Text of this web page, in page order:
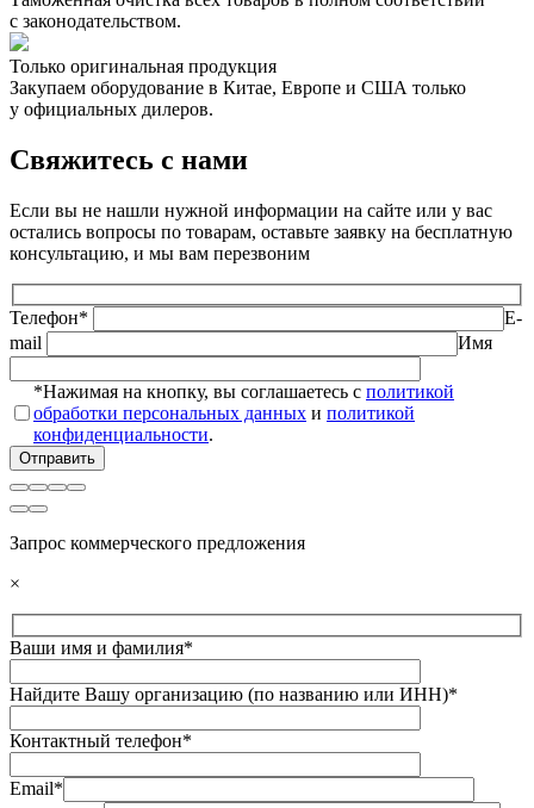
с законодательством.
Только оригинальная продукция
Закупаем оборудование в Китае, Европе и США только
у официальных дилеров.
Свяжитесь с нами
Если вы не нашли нужной информации на сайте или у вас
остались вопросы по товарам, оставьте заявку на бесплатную
консультацию, и мы вам перезвоним
Телефон*
E-
mail
Имя
*Нажимая на кнопку, вы соглашаетесь с политикой
обработки персональных данных и политикой
конфиденциальности.
Запрос коммерческого предложения
×
Ваши имя и фамилия*
Найдите Вашу организацию (по названию или ИНН)*
Контактный телефон*
Email*